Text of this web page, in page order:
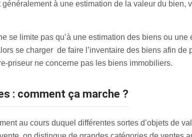
à une estimation de la valeur du bien,
se limite pas qu’à une estimation des biens ou
se charger de faire l’inventaire des biens afin
priseur ne concerne pas les biens immobiliers.
: comment ça marche ?
au cours duquel différentes sortes d’objets de